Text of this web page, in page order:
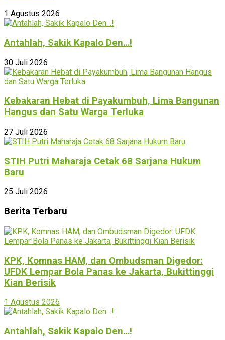
1 Agustus 2026
Antahlah, Sakik Kapalo Den…!
30 Juli 2026
Kebakaran Hebat di Payakumbuh, Lima Bangunan
Hangus dan Satu Warga Terluka
27 Juli 2026
STIH Putri Maharaja Cetak 68 Sarjana Hukum
Baru
25 Juli 2026
Berita Terbaru
KPK, Komnas HAM, dan Ombudsman Digedor:
UFDK Lempar Bola Panas ke Jakarta, Bukittinggi
Kian Berisik
1 Agustus 2026
Antahlah, Sakik Kapalo Den…!